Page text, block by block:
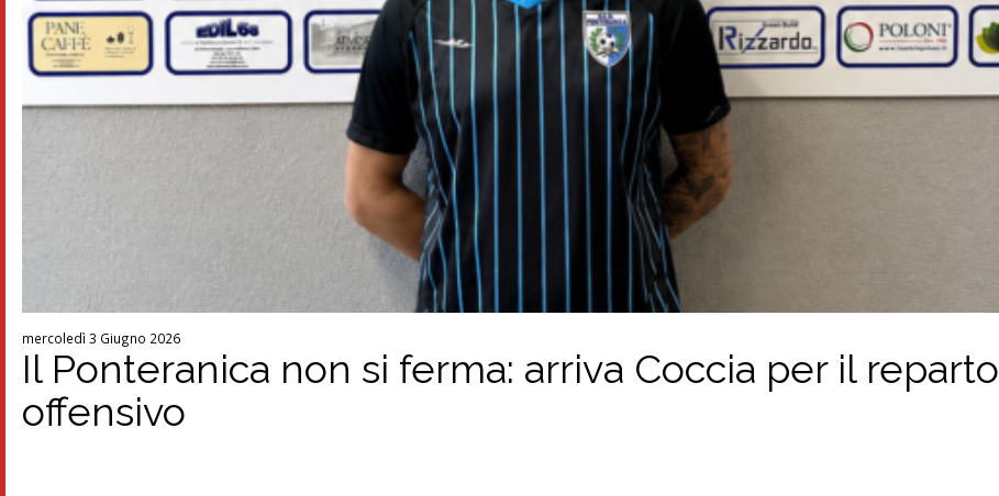
mercoledì 3 Giugno 2026
Il Ponteranica non si ferma: arriva Coccia per il reparto
offensivo